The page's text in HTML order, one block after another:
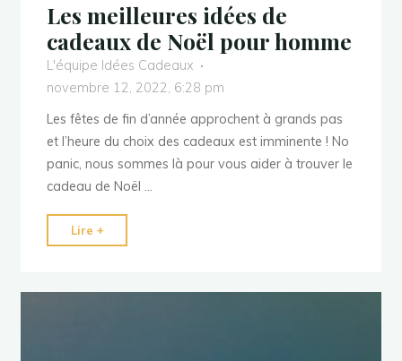
Les meilleures idées de
cadeaux de Noël pour homme
L'équipe Idées Cadeaux
novembre 12, 2022, 6:28 pm
Les fêtes de fin d’année approchent à grands pas
et l’heure du choix des cadeaux est imminente ! No
panic, nous sommes là pour vous aider à trouver le
cadeau de Noël …
Lire +
de